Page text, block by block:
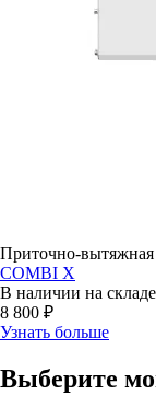
Приточно-вытяжная
COMBI X
В наличии на складе
8 800 ₽
Узнать больше
Выберите